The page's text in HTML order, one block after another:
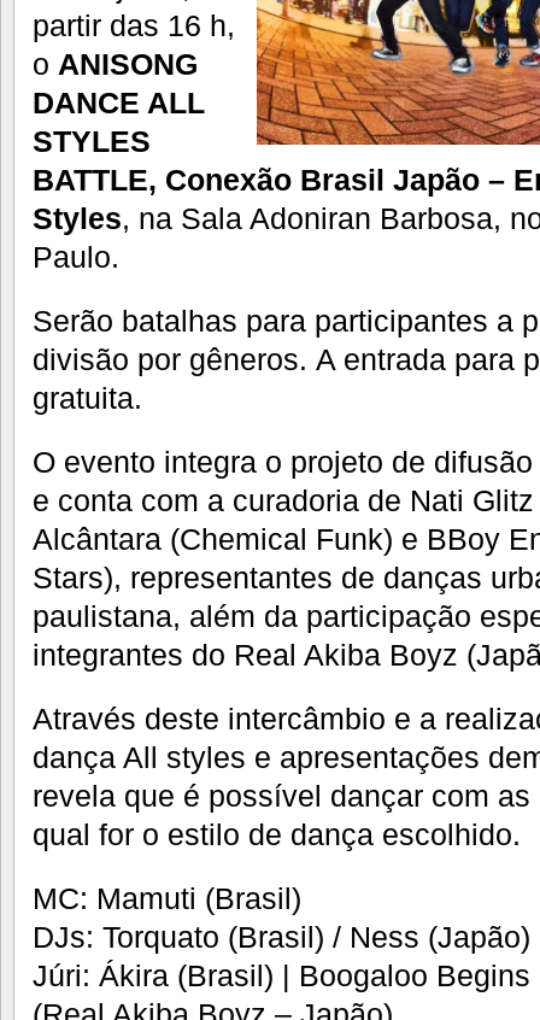
partir das 16 h,
o ANISONG
DANCE ALL
STYLES
BATTLE, Conexão Brasil Japão –
Styles, na Sala Adoniran Barbosa,
Paulo.
Serão batalhas para participantes a
divisão por gêneros. A entrada para
gratuita.
O evento integra o projeto de
e conta com a curadoria de Nati
Alcântara (Chemical Funk) e BBoy
Stars), representantes de danças
paulistana, além da participação
integrantes do Real Akiba Boyz
Através deste intercâmbio e a
dança All styles e apresentações
revela que é possível dançar com
qual for o estilo de dança escolhido.
MC: Mamuti (Brasil)
DJs: Torquato (Brasil) / Ness (Japão)
Júri: Ákira (Brasil) | Boogaloo